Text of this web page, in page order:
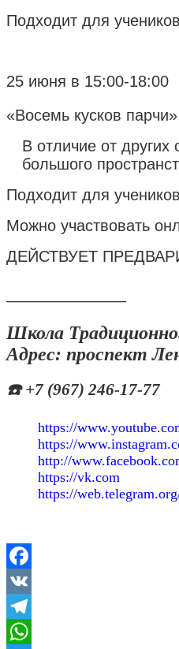
Подходит для
25 июня в 15:00-18:00
«Восемь кусков
В отличие от
большого
Подходит для
Можно участвовать
ДЕЙСТВУЕТ
————————
Школа
Адрес: проспект
☎️ +7 (967) 246-17-77
https://
https://
http://
https://vk.com
https://
Facebook
VK
Telegram